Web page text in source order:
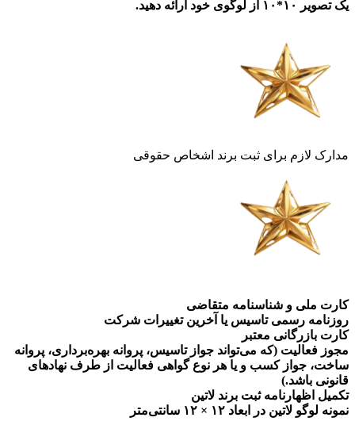
یک تصویر ۱۰*۱۰ از لوگوی خود ارائه دهید.
مدارک لازم برای ثبت برند اشخاص حقوقی
کارت ملی و شناسنامه متقاضی
روزنامه رسمی تاسیس یا آخرین تغییرات شرکت
کارت بازرگانی معتبر
مجوز فعالیت (که می‌تواند جواز تاسیس، پروانه بهره‌برداری، پروانه
ساخت، جواز کسب و یا هر نوع گواهی فعالیت از طرف نهادهای
قانونی باشد.)
تکمیل اظهارنامه ثبت برند لاتین
نمونه لوگو لاتین در ابعاد ۱۲ × ۱۲ سانتی‌متر